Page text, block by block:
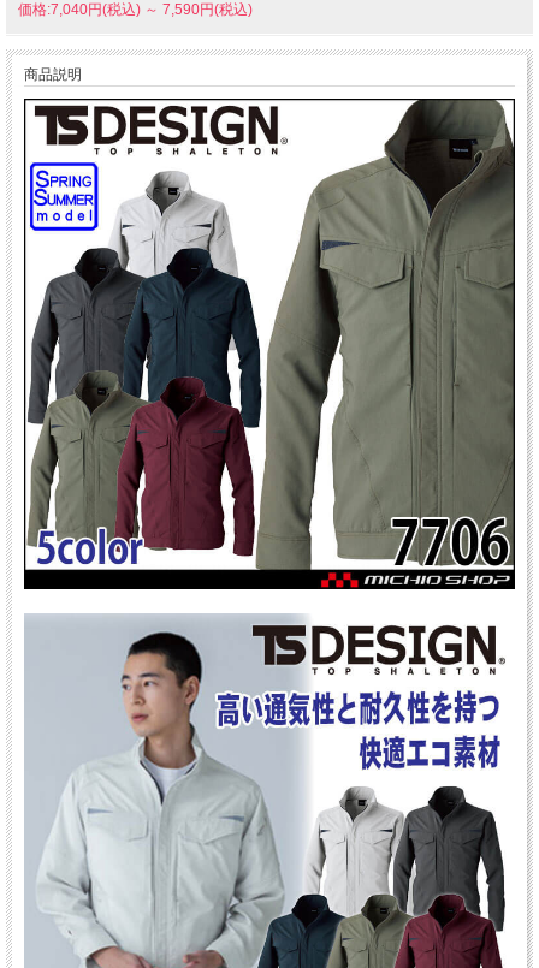
価格:7,040円(税込) ～ 7,590円(税込)
商品説明